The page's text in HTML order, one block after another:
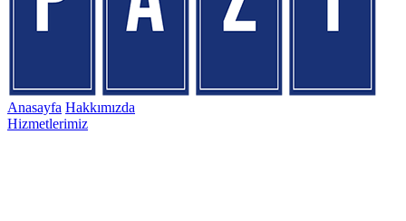
Anasayfa Hakkımızda
Hizmetlerimiz